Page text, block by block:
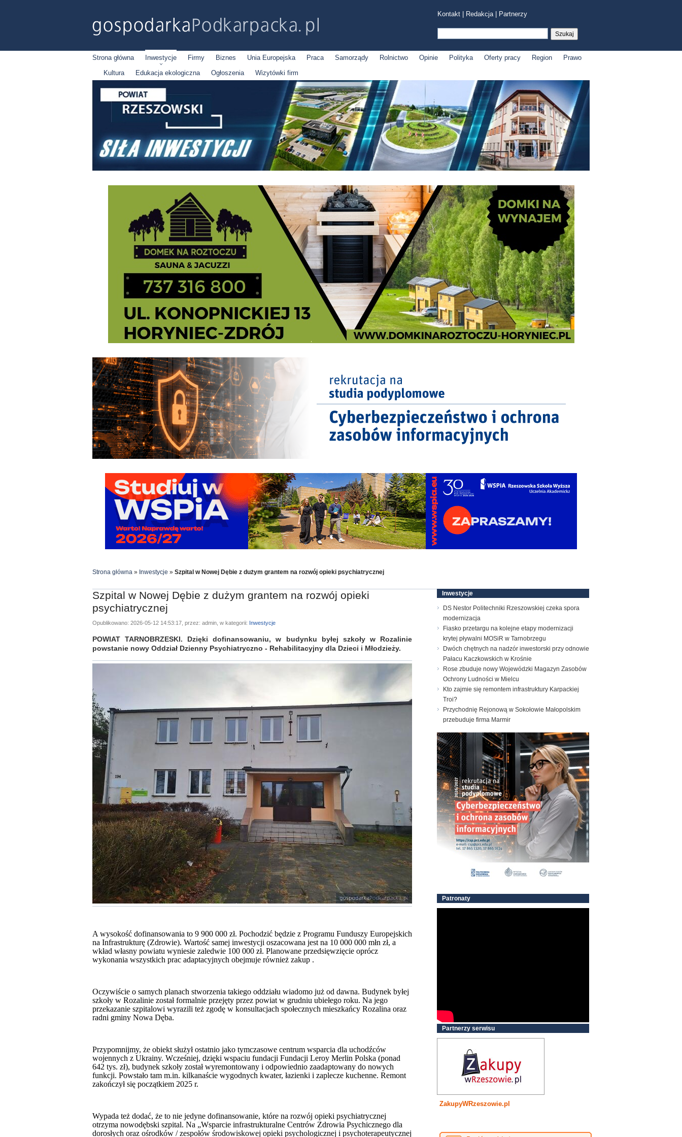
Kontakt Redakcja| Partnerzy
Strona główna Inwestycje Firmy Biznes Unia Europejska Praca Samorządy Rolnictwo Opinie Polityka Oferty pracy Region
Prawo
Kultura
Edukacja ekologiczna Ogłoszenia Wizytówki firm
Strona główna » Inwestycje » Szpital w Nowej Dębie z dużym grantem na rozwój opieki psychiatrycznej
Szpital w Nowej Dębie z dużym grantem na rozwój opieki
psychiatrycznej
Opublikowano: 2026-05-12 14:53:17, przez: admin, w kategorii: Inwestycje
POWIAT TARNOBRZESKI. Dzięki dofinansowaniu, w budynku byłej szkoły w Rozalinie
powstanie nowy Oddział Dzienny Psychiatryczno - Rehabilitacyjny dla Dzieci i Młodzieży.
A wysokość dofinansowania to 9 900 000 zł. Pochodzić będzie z Programu Funduszy Europejskich
na Infrastrukturę (Zdrowie). Wartość samej inwestycji oszacowana jest na 10 000 000 młn zł, a
wkład własny powiatu wyniesie zaledwie 100 000 zł. Planowane przedsięwzięcie oprócz
wykonania wszystkich prac adaptacyjnych obejmuje również zakup .
Oczywiście o samych planach stworzenia takiego oddziału wiadomo już od dawna. Budynek byłej
szkoły w Rozalinie został formalnie przejęty przez powiat w grudniu ubiełego roku. Na jego
przekazanie szpitalowi wyrazili też zgodę w konsultacjach społecznych mieszkańcy Rozalina oraz
radni gminy Nowa Dęba.
Przypomnijmy, że obiekt służył ostatnio jako tymczasowe centrum wsparcia dla uchodźców
wojennych z Ukrainy. Wcześniej, dzięki wspaciu fundacji Fundacji Leroy Merlin Polska (ponad
642 tys. zł), budynek szkoły został wyremontowany i odpowiednio zaadaptowany do nowych
funkcji. Powstało tam m.in. kilkanaście wygodnych kwater, łazienki i zaplecze kuchenne. Remont
zakończył się początkiem 2025 r.
Wypada też dodać, że to nie jedyne dofinansowanie, które na rozwój opieki psychiatrycznej
otrzyma nowodębski szpital. Na „Wsparcie infrastrukturalne Centrów Zdrowia Psychicznego dla
dorosłych oraz ośrodków / zespołów środowiskowej opieki psychologicznej i psychoterapeutycznej
Inwestycje
DS Nestor Politechniki Rzeszowskiej czeka spora
modernizacja
Fiasko przetargu na kolejne etapy modernizacji
krytej pływalni MOSiR w Tarnobrzegu
Dwóch chętnych na nadzór inwestorski przy odnowie
Pałacu Kaczkowskich w Krośnie
Rose zbuduje nowy Wojewódzki Magazyn Zasobów
Ochrony Ludności w Mielcu
Kto zajmie się remontem infrastruktury Karpackiej
Troi?
Przychodnię Rejonową w Sokołowie Małopolskim
przebuduje firma Marmir
Patronaty
Partnerzy serwisu
ZakupyWRzeszowie.pl